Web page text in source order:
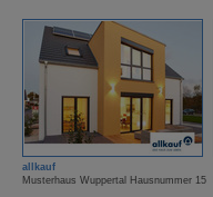
allkauf
Musterhaus Wuppertal Hausnummer 15